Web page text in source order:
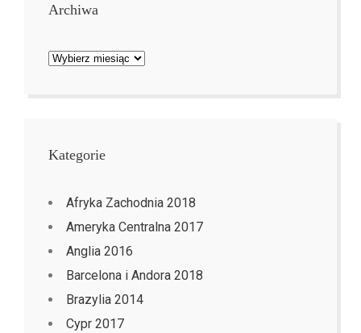
Archiwa
Archiwa
Kategorie
Afryka Zachodnia 2018
Ameryka Centralna 2017
Anglia 2016
Barcelona i Andora 2018
Brazylia 2014
Cypr 2017